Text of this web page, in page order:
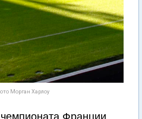
Морган Харлоу
чемпионата Франции